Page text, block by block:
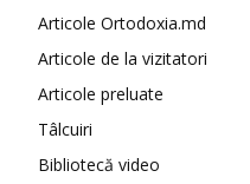
Articole Ortodoxia.md
Articole de la vizitatori
Articole preluate
Tâlcuiri
Bibliotecă video